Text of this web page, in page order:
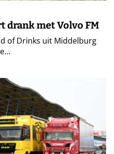
drank met Volvo FM
of Drinks uit Middelburg